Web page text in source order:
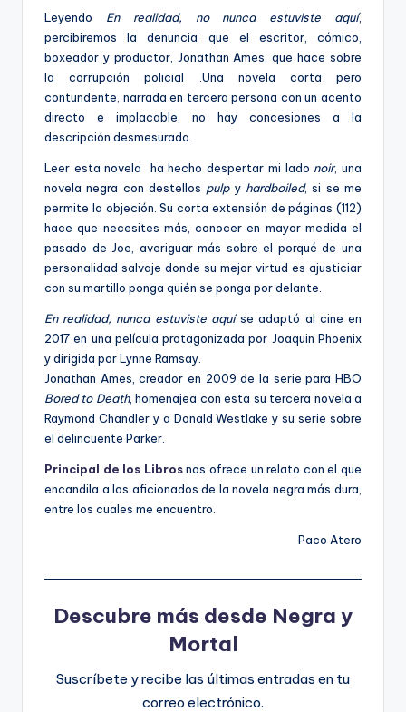
Leyendo En realidad, no nunca estuviste aquí,
percibiremos la denuncia que el escritor, cómico,
boxeador y productor, Jonathan Ames, que hace sobre
la corrupción policial .Una novela corta pero
contundente, narrada en tercera persona con un acento
directo e implacable, no hay concesiones a la
descripción desmesurada.
Leer esta novela ha hecho despertar mi lado noir, una
novela negra con destellos pulpy hardboiled, si se me
permite la objeción. Su corta extensión de páginas (112)
hace que necesites más, conocer en mayor medida el
pasado de Joe, averiguar más sobre el porqué de una
personalidad salvaje donde su mejor virtud es ajusticiar
con su martillo ponga quién se ponga por delante.
En realidad, nunca estuviste aquíse adaptó al cine en
2017 en una película protagonizada por Joaquin Phoenix
y dirigida por Lynne Ramsay.
Jonathan Ames, creador en 2009 de la serie para HBO
Bored to Death, homenajea con esta su tercera novela a
Raymond Chandler y a Donald Westlake y su serie sobre
el delincuente Parker.
Principal de los Librosnos ofrece un relato con el que
encandila a los aficionados de la novela negra más dura,
entre los cuales me encuentro.
Paco Atero
Descubre más desde Negra y
Mortal
Suscríbete y recibe las últimas entradas en tu
correo electrónico.